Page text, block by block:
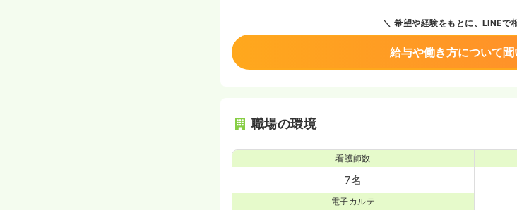
希望や経験をもとに、LINEで
給与や働き方について聞
職場の環境
看護師数
7名
電子カルテ